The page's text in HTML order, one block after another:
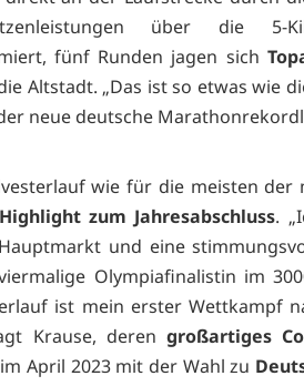
über die 5-
fünf Runden jagen sich
Altstadt. „Das ist so etwas wie
neue deutsche
wie für die meisten der
Highlight zum Jahresabschluss.
und eine
Olympiafinalistin im
ist mein erster Wettkampf
Krause, deren großartiges
April 2023 mit der Wahl zu